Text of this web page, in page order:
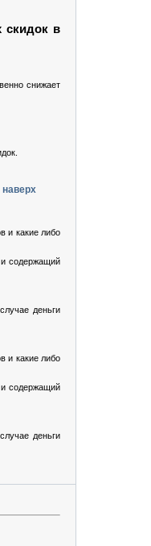
скидок в
снижает
наверх
и какие либо
содержащий
деньги
и какие либо
содержащий
деньги